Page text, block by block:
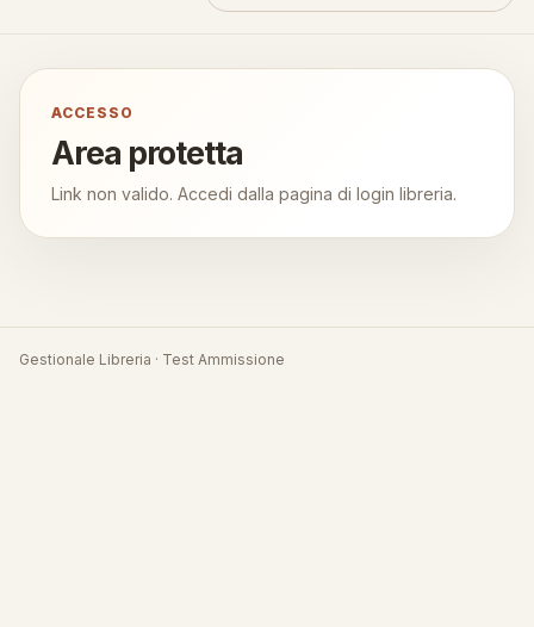
ACCESSO
Area protetta
Link non valido. Accedi dalla pagina di login libreria.
Gestionale Libreria · Test Ammissione